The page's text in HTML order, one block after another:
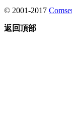
© 2001-2017
返回頂部